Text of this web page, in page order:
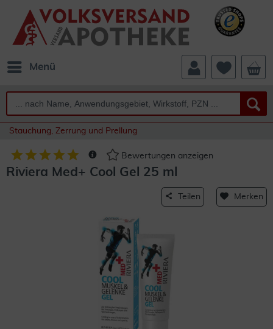
Menü
Stauchung, Zerrung und Prellung
Bewertungen anzeigen
Riviera Med+ Cool Gel 25 ml
Teilen Merken